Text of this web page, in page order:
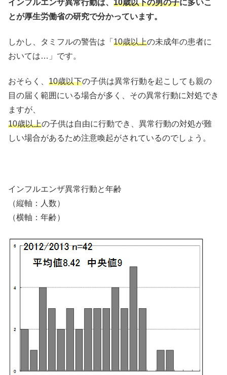
インフルエンザ異常行動は、 10歳以下の男の子に多いこ
とが厚生労働省の研究で分かっています。
しかし、タミフルの警告は「 10歳以上の未成年の患者に
おいては…」です。
おそらく、 10歳以下の子供は異常行動を起こしても親の
目の届く範囲にいる場合が多く、その異常行動に対処でき
ますが、
10歳以上の子供は自由に行動でき、異常行動の対処が難
しい場合があるため注意喚起がされているのでしょう。
インフルエンザ異常行動と年齢
（縦軸：人数）
（横軸：年齢）